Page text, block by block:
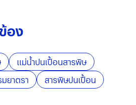
แม่น้ำปนเปื้อนสารพิษ